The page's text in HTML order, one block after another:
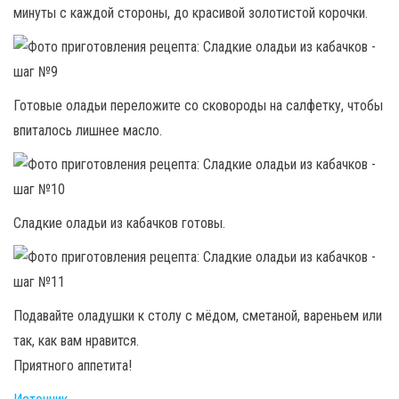
минуты с каждой стороны, до красивой золотистой корочки.
Готовые оладьи переложите со сковороды на салфетку, чтобы
впиталось лишнее масло.
Сладкие оладьи из кабачков готовы.
Подавайте оладушки к столу с мёдом, сметаной, вареньем или
так, как вам нравится.
Приятного аппетита!